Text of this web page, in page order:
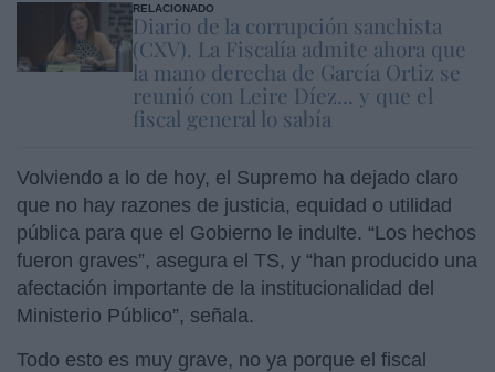
RELACIONADO
Diario de la corrupción sanchista
(CXV). La Fiscalía admite ahora que
la mano derecha de García Ortiz se
reunió con Leire Díez... y que el
fiscal general lo sabía
Volviendo a lo de hoy, el Supremo ha dejado claro
que no hay razones de justicia, equidad o utilidad
pública para que el Gobierno le indulte. “Los hechos
fueron graves”, asegura el TS, y “han producido una
afectación importante de la institucionalidad del
Ministerio Público”, señala.
Todo esto es muy grave, no ya porque el fiscal